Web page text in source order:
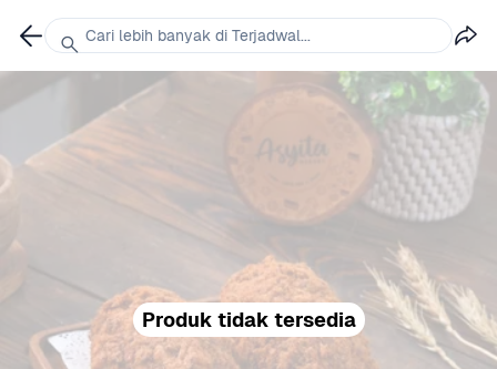
Produk tidak tersedia
Cari lebih banyak di Terjadwal...